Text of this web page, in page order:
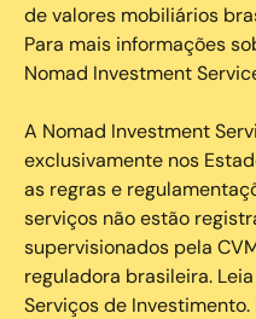
de valores mobiliários
Para mais informações
Nomad Investment
A Nomad Investment
exclusivamente nos
as regras e
serviços não estão
supervisionados pela
reguladora brasileira.
Serviços de